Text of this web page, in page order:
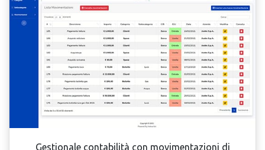
Gestionale contabilità con movimentazioni di